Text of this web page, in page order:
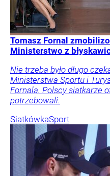
Tomasz Fornal
Ministerstwo z
Nie trzeba było długo
Ministerstwa Sportu i
Fornala. Polscy siatkarze
potrzebowali.
SiatkówkaSport